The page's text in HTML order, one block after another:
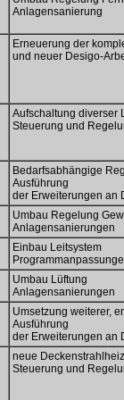
Anlagensanierung
Erneuerung der
und neuer Desigo-
Aufschaltung diverser
Steuerung und
Bedarfsabhängige
Ausführung
der Erweiterungen an
Umbau Regelung
Anlagensanierungen
Einbau Leitsystem
Umbau Lüftung
Anlagensanierungen
Umsetzung weiterer,
Ausführung
der Erweiterungen an
neue
Steuerung und